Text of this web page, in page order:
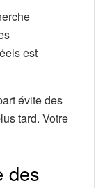
est
évite des
tard. Votre
des